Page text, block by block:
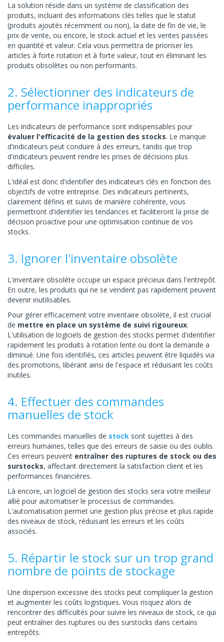
La solution réside dans un système de classification des
produits, incluant des informations clés telles que le statut
(produits ajoutés récemment ou non), la date de fin de vie, le
prix de vente, ou encore, le stock actuel et les ventes passées
en quantité et valeur. Cela vous permettra de prioriser les
articles à forte rotation et à forte valeur, tout en éliminant les
produits obsolètes ou non performants.
2. Sélectionner des indicateurs de
performance inappropriés
Les indicateurs de performance sont indispensables pour
évaluer l'efficacité de la gestion des stocks. Le manque
d'indicateurs peut conduire à des erreurs, tandis que trop
d'indicateurs peuvent rendre les prises de décisions plus
difficiles.
L'idéal est donc d'identifier des indicateurs clés en fonction des
objectifs de votre entreprise. Des indicateurs pertinents,
clairement définis et suivis de manière cohérente, vous
permettront d'identifier les tendances et faciliteront la prise de
décision proactive pour une optimisation continue de vos
stocks.
3. Ignorer l'inventaire obsolète
L'inventaire obsolète occupe un espace précieux dans l'entrepôt.
En outre, les produits qui ne se vendent pas rapidement peuvent
devenir inutilisables.
Pour gérer efficacement votre inventaire obsolète, il est crucial
de mettre en place un système de suivi rigoureux.
L'utilisation de logiciels de gestion des stocks permet d'identifier
rapidement les produits à rotation lente ou dont la demande a
diminué. Une fois identifiés, ces articles peuvent être liquidés via
des promotions, libérant ainsi de l'espace et réduisant les coûts
inutiles.
4. Effectuer des commandes
manuelles de stock
Les commandes manuelles de stock sont sujettes à des
erreurs humaines, telles que des erreurs de saisie ou des oublis.
Ces erreurs peuvent entraîner des ruptures de stock ou des
surstocks, affectant directement la satisfaction client et les
performances financières.
Là encore, un logiciel de gestion des stocks sera votre meilleur
allié pour automatiser le processus de commandes.
L'automatisation permet une gestion plus précise et plus rapide
des niveaux de stock, réduisant les erreurs et les coûts
associés.
5. Répartir le stock sur un trop grand
nombre de points de stockage
Une dispersion excessive des stocks peut compliquer la gestion
et augmenter les coûts logistiques. Vous risquez alors de
rencontrer des difficultés pour suivre les niveaux de stock, ce qui
peut entraîner des ruptures ou des surstocks dans certains
entrepôts.